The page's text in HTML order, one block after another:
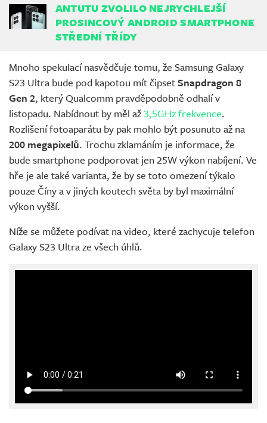
ANTUTU ZVOLILO NEJRYCHLEJŠÍ
PROSINCOVÝ ANDROID SMARTPHONE
STŘEDNÍ TŘÍDY
Mnoho spekulací nasvědčuje tomu, že Samsung Galaxy
S23 Ultra bude pod kapotou mít čipsetSnapdragon 8
Gen 2, který Qualcomm pravděpodobně odhalí v
listopadu. Nabídnout by měl až 3,5GHz frekvence.
Rozlišení fotoaparátu by pak mohlo být posunuto až na
200 megapixelů. Trochu zklamáním je informace, že
bude smartphone podporovat jen 25W výkon nabíjení. Ve
hře je ale také varianta, že by se toto omezení týkalo
pouze Číny a v jiných koutech světa by byl maximální
výkon vyšší.
Níže se můžete podívat na video, které zachycuje telefon
Galaxy S23 Ultra ze všech úhlů.